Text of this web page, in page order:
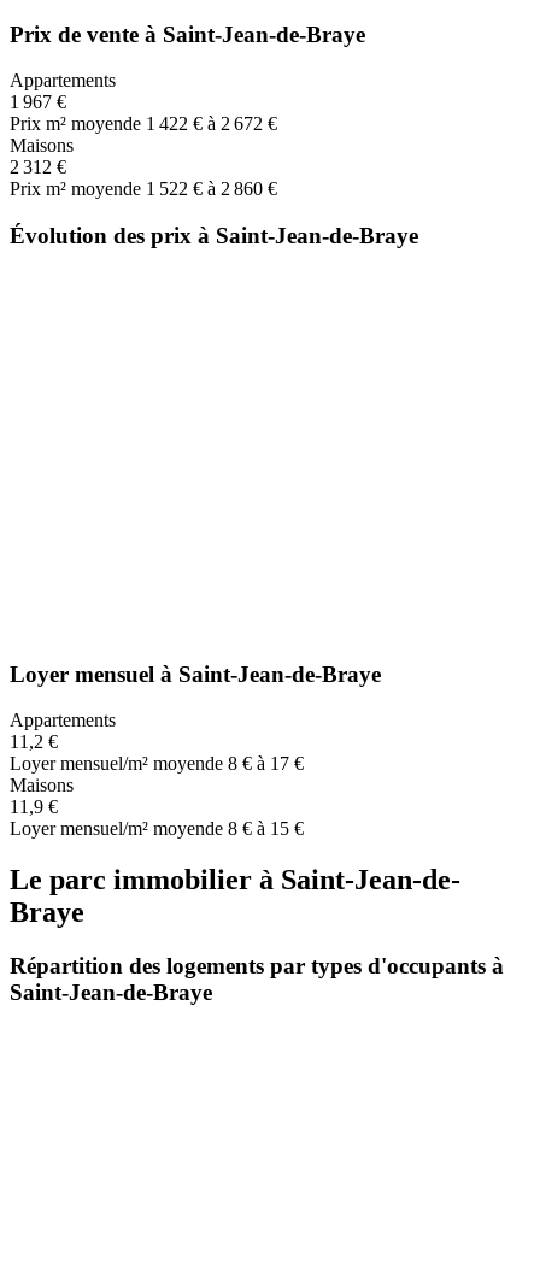
Prix de vente à Saint-Jean-de-Braye
Appartements
1 967 €
Prix m² moyende 1 422 € à 2 672 €
Maisons
2 312 €
Prix m² moyende 1 522 € à 2 860 €
Évolution des prix à Saint-Jean-de-Braye
Loyer mensuel à Saint-Jean-de-Braye
Appartements
11,2 €
Loyer mensuel/m² moyende 8 € à 17 €
Maisons
11,9 €
Loyer mensuel/m² moyende 8 € à 15 €
Le parc immobilier à Saint-Jean-de-
Braye
Répartition des logements par types d'occupants à
Saint-Jean-de-Braye